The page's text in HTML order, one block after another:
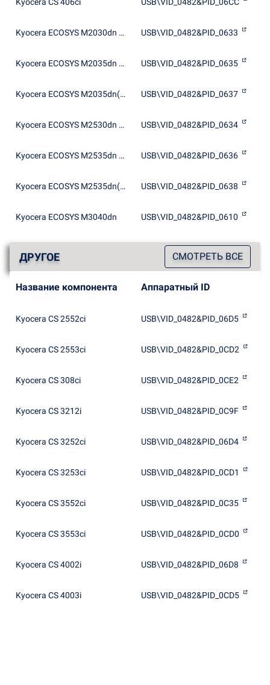
Kyocera ECOSYS M2030dn WIA Driver (USB) USB\VID_0482&PID_0633
Kyocera ECOSYS M2035dn WIA Driver (USB) USB\VID_0482&PID_0635
Kyocera ECOSYS M2035dn(J) WIA Driver (USB) USB\VID_0482&PID_0637
Kyocera ECOSYS M2530dn WIA Driver (USB) USB\VID_0482&PID_0634
Kyocera ECOSYS M2535dn WIA Driver (USB) USB\VID_0482&PID_0636
Kyocera ECOSYS M2535dn(J) WIA Driver (USB) USB\VID_0482&PID_0638
Kyocera ECOSYS M3040dn USB\VID_0482&PID_0610
ДРУГОЕ СМОТРЕТЬ ВСЕ
Название компонента Аппаратный ID
Kyocera CS 2552ci USB\VID_0482&PID_06D5
Kyocera CS 2553ci USB\VID_0482&PID_0CD2
Kyocera CS 308ci USB\VID_0482&PID_0CE2
Kyocera CS 3212i USB\VID_0482&PID_0C9F
Kyocera CS 3252ci USB\VID_0482&PID_06D4
Kyocera CS 3253ci USB\VID_0482&PID_0CD1
Kyocera CS 3552ci USB\VID_0482&PID_0C35
Kyocera CS 3553ci USB\VID_0482&PID_0CD0
Kyocera CS 4002i USB\VID_0482&PID_06D8
Kyocera CS 4003i USB\VID_0482&PID_0CD5